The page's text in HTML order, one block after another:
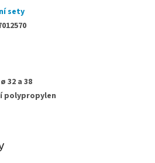
sety
32 a 38
polypropylen